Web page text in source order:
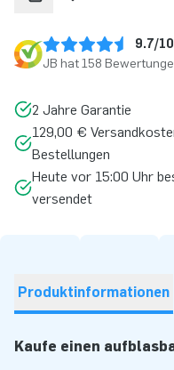
9.7/10
JB hat 158
2 Jahre Garantie
129,00 €
Bestellungen
Heute vor 15:00 Uhr
versendet
Produktinformationen
Kaufe einen